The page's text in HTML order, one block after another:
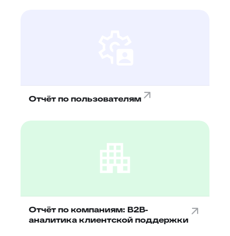
Отчёт по пользователям
Отчёт по компаниям: B2B-
аналитика клиентской поддержки